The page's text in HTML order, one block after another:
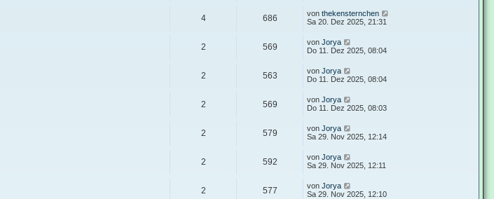
4 686 von thekensternchen
Sa 20. Dez 2025, 21:31
2 569 von Jorya
Do 11. Dez 2025, 08:04
2 563 von Jorya
Do 11. Dez 2025, 08:04
2 569 von Jorya
Do 11. Dez 2025, 08:03
2 579 von Jorya
Sa 29. Nov 2025, 12:14
2 592 von Jorya
Sa 29. Nov 2025, 12:11
2 577 von Jorya
Sa 29. Nov 2025, 12:10